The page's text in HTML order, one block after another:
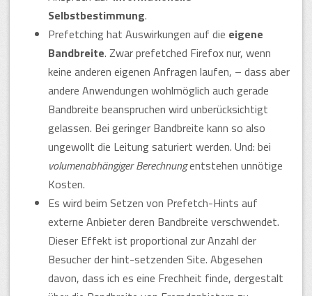
Selbstbestimmung.
Prefetching hat Auswirkungen auf die eigene
Bandbreite. Zwar prefetched Firefox nur, wenn
keine anderen eigenen Anfragen laufen, – dass aber
andere Anwendungen wohlmöglich auch gerade
Bandbreite beanspruchen wird unberücksichtigt
gelassen. Bei geringer Bandbreite kann so also
ungewollt die Leitung saturiert werden. Und: bei
volumenabhängiger Berechnungentstehen unnötige
Kosten.
Es wird beim Setzen von Prefetch-Hints auf
externe Anbieter deren Bandbreite verschwendet.
Dieser Effekt ist proportional zur Anzahl der
Besucher der hint-setzenden Site. Abgesehen
davon, dass ich es eine Frechheit finde, dergestalt